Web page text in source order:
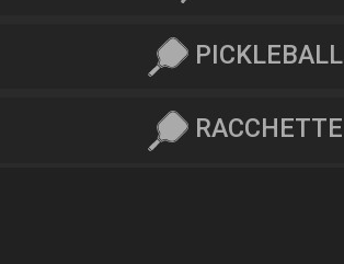
PICKLEBALL
RACCHETTE